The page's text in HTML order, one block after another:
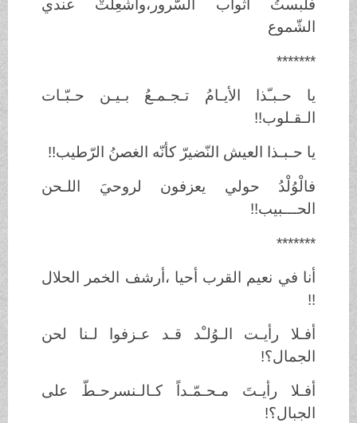
فلبستُ أثواب السّرور،وأشْعِلَتْ عندي
الشّموع
*******
يا حـبـّذا الأيـامُ تـجـمـعُ بـيـن حـبّـات
الـقـلوب!!
يا حـبـذا العيش النّضيرّ كأنّه الغصنُ الرّطيب!!
فالْوُلْدُ حولي يعزفون لروحيَ اللـحن
الحـــبيب!!
*******
أنا في نعيم القرب أحيا ،أرشف الخمر الحلال
أفـلا رأيـت الـوُلـْد قـد عـزفوا لـنا لحن
الجمال؟!
أفـلا رأيـتَ مـحـمّـداً كـالـنسرحـطّ على
الجبال؟!